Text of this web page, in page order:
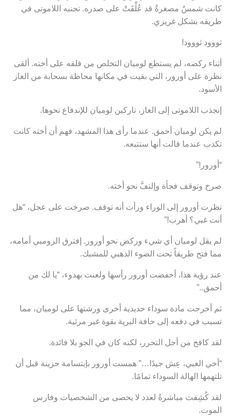
كانت شمسٌ مصغرةٌ قد عُلِّقَتْ على صدره. تجنبه اللاموتى في
طريقه بشكل غريزي.
ثووود ثووود!
أثناء ركضه، لم يستطع لوميان التخلص من قلقه على أخته. ألقى
نظرة على أورور، التي بقيت في مكانها محاطة بسحابة من الغاز
الأسود.
إنجذب اللاموتى إلى الغاز، تاركين لوميان للإندفاع نحوها.
لم يكن لوميان أحمق. عندما رأى هذا المشهد، فهم أن أخته كانت
تكذب عندما قالت أنها ستتبعه.
“أورور!”
صرخ وتوقف فجأة وإلتفَّ نحو أخته.
نظرت أورور إلى الوراء ورأت أنه توقف. صرخت على عجل، “هل
أنت غبي؟ أهرب!”
لم يقل لوميان أي شيء وركض نحو أورور. إفترق الزومبي أمامه،
مما فتح طريقاً تحت الضوء الذهبي للمشبك.
عند رؤية هذا، أخفضت أورور رأسها ولعنت بهدوء، “يا لك من
أحمق..”
ثم أخرجت مادة سوداء حديدية أخرى ورشتها على لوميان، مما
تسبب في دفعه إلى حافة البرية بقوة غير مرئية.
لقد كافح من أجل التحرر، لكنه كان في الجو بلا فائدة.
“أخي الغبي، عِش جيدًا…” همست أورور بإبتسامة حزينة قبل أن
تلتهمها الهالة السوداء تمامًا.
لقد كُشِفت مباشرةً لعدد لا يحصى من الشخصيات وفارس
الموت.